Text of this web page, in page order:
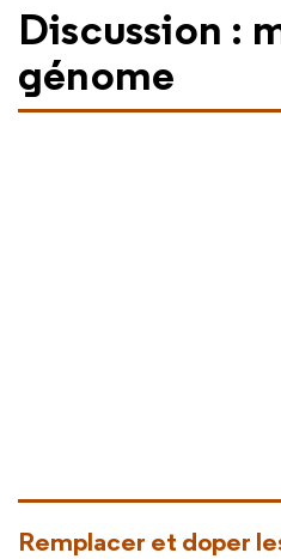
Discussion :
génome
Remplacer et doper